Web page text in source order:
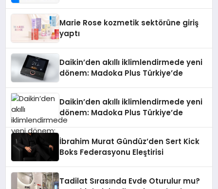
Marie Rose kozmetik sektörüne giriş
yaptı
Daikin’den akıllı iklimlendirmede yeni
dönem: Madoka Plus Türkiye’de
Daikin’den akıllı iklimlendirmede yeni
dönem: Madoka Plus Türkiye’de
İbrahim Murat Gündüz’den Sert Kick
Boks Federasyonu Eleştirisi
Tadilat Sırasında Evde Oturulur mu?